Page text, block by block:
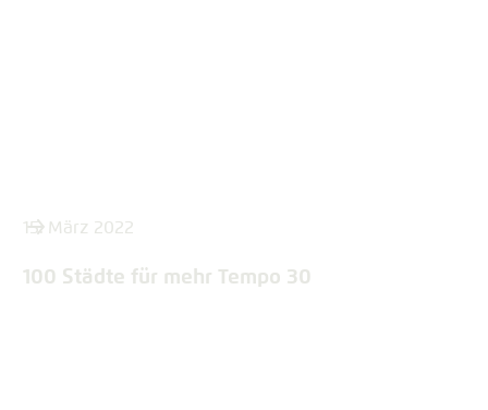
15. März 2022
100 Städte für mehr Tempo 30